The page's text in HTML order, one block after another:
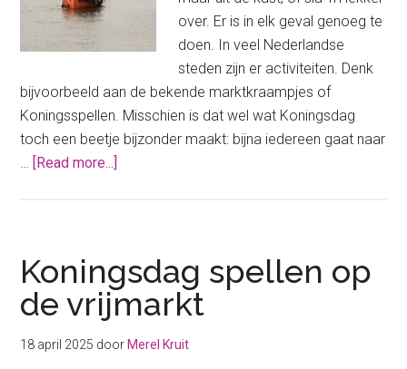
over. Er is in elk geval genoeg te
doen. In veel Nederlandse
steden zijn er activiteiten. Denk
bijvoorbeeld aan de bekende marktkraampjes of
Koningsspellen. Misschien is dat wel wat Koningsdag
toch een beetje bijzonder maakt: bijna iedereen gaat naar
…
[Read more...]
Koningsdag
dit
jaar?
Koningsdag spellen op
de vrijmarkt
18 april 2025 door Merel Kruit